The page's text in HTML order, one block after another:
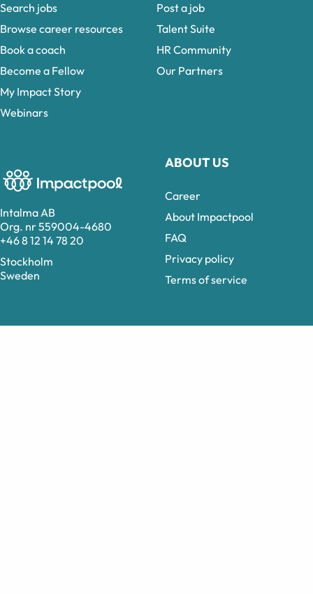
Intalma AB
Org. nr 559004-4680
+46 8 12 14 78 20
Stockholm
Sweden
ABOUT US
Career
About Impactpool
FAQ
Privacy policy
Terms of service
Search jobs
Browse career resources
Book a coach
Become a Fellow
My Impact Story
Webinars
Post a job
Talent Suite
HR Community
Our Partners